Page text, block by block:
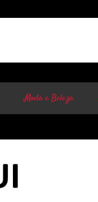
Moda e Beleza